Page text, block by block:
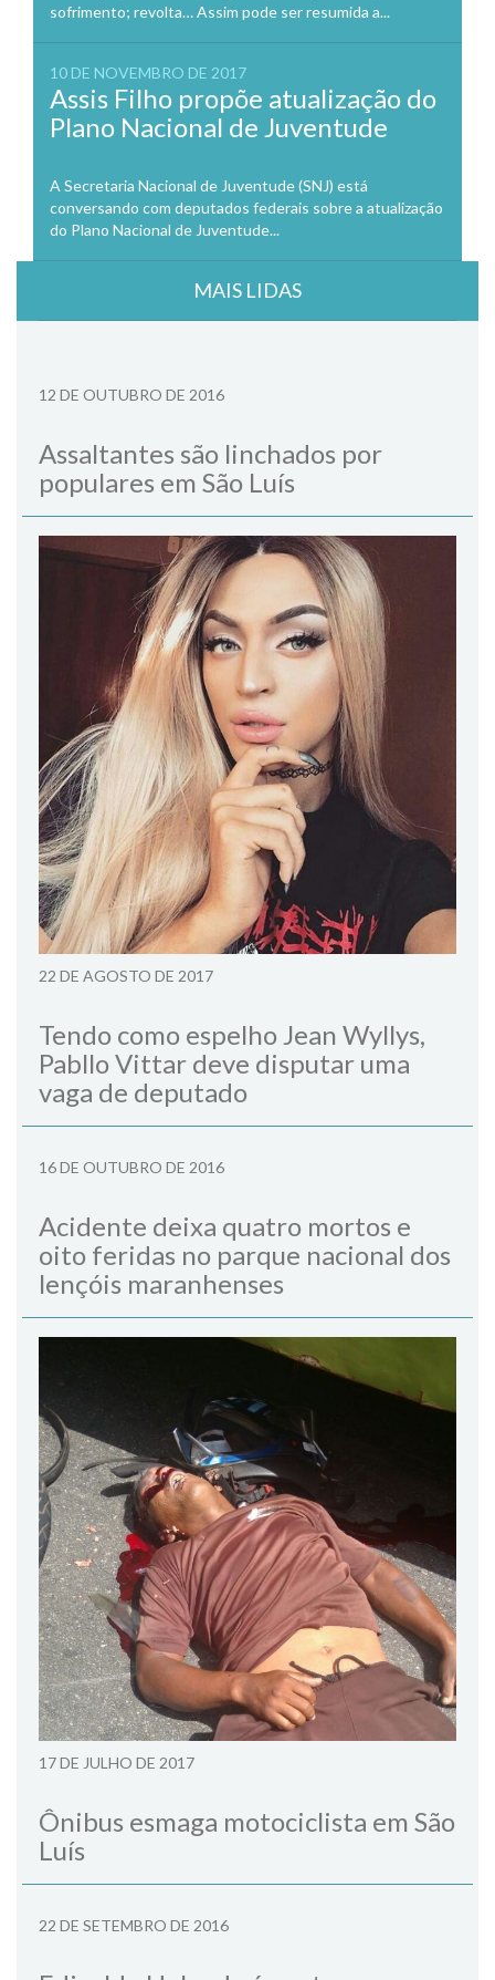
sofrimento; revolta… Assim pode ser resumida a...
10 DE NOVEMBRO DE 2017
Assis Filho propõe atualização do
Plano Nacional de Juventude
A Secretaria Nacional de Juventude (SNJ) está
conversando com deputados federais sobre a atualização
do Plano Nacional de Juventude...
MAIS LIDAS
12 DE OUTUBRO DE 2016
Assaltantes são linchados por
populares em São Luís
22 DE AGOSTO DE 2017
Tendo como espelho Jean Wyllys,
Pabllo Vittar deve disputar uma
vaga de deputado
16 DE OUTUBRO DE 2016
Acidente deixa quatro mortos e
oito feridas no parque nacional dos
lençóis maranhenses
17 DE JULHO DE 2017
Ônibus esmaga motociclista em São
Luís
22 DE SETEMBRO DE 2016